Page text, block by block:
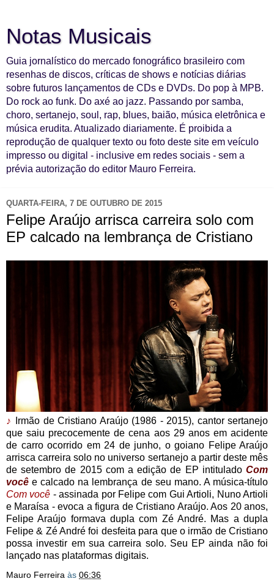
Notas Musicais
Guia jornalístico do mercado fonográfico brasileiro com
resenhas de discos, críticas de shows e notícias diárias
sobre futuros lançamentos de CDs e DVDs. Do pop à MPB.
Do rock ao funk. Do axé ao jazz. Passando por samba,
choro, sertanejo, soul, rap, blues, baião, música eletrônica e
música erudita. Atualizado diariamente. É proibida a
reprodução de qualquer texto ou foto deste site em veículo
impresso ou digital - inclusive em redes sociais - sem a
prévia autorização do editor Mauro Ferreira.
QUARTA-FEIRA, 7 DE OUTUBRO DE 2015
Felipe Araújo arrisca carreira solo com
EP calcado na lembrança de Cristiano
♪
Irmão de Cristiano Araújo (1986 - 2015), cantor sertanejo
que saiu precocemente de cena aos 29 anos em acidente
de carro ocorrido em 24 de junho, o goiano Felipe Araújo
arrisca carreira solo no universo sertanejo a partir deste mês
de setembro de 2015 com a edição de EP intitulado Com
você e calcado na lembrança de seu mano. A música-título
Com você - assinada por Felipe com Gui Artioli, Nuno Artioli
e Maraísa - evoca a figura de Cristiano Araújo. Aos 20 anos,
Felipe Araújo formava dupla com Zé André. Mas a dupla
Felipe & Zé André foi desfeita para que o irmão de Cristiano
possa investir em sua carreira solo. Seu EP ainda não foi
lançado nas plataformas digitais.
Mauro Ferreira às 06:36